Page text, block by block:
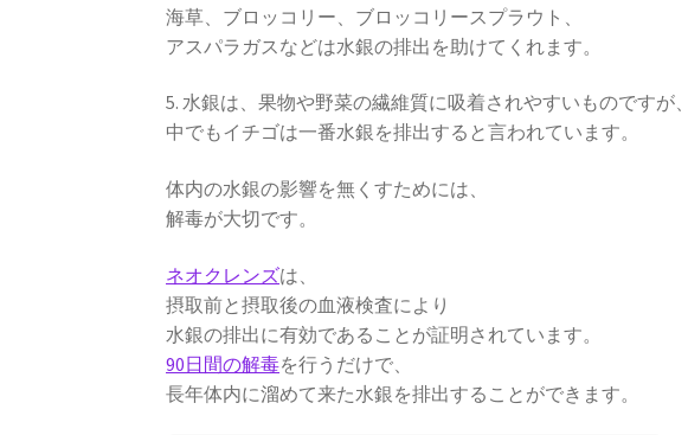
海草、ブロッコリー、ブロッコリースプラウト、
アスパラガスなどは水銀の排出を助けてくれます。
5. 水銀は、果物や野菜の繊維質に吸着されやすいものですが、
中でもイチゴは一番水銀を排出すると言われています。
体内の水銀の影響を無くすためには、
解毒が大切です。
ネオクレンズは、
摂取前と摂取後の血液検査により
水銀の排出に有効であることが証明されています。
90日間の解毒を行うだけで、
長年体内に溜めて来た水銀を排出することができます。